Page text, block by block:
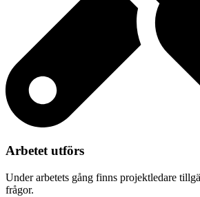
Arbetet utförs
Under arbetets gång finns projektledare
frågor.